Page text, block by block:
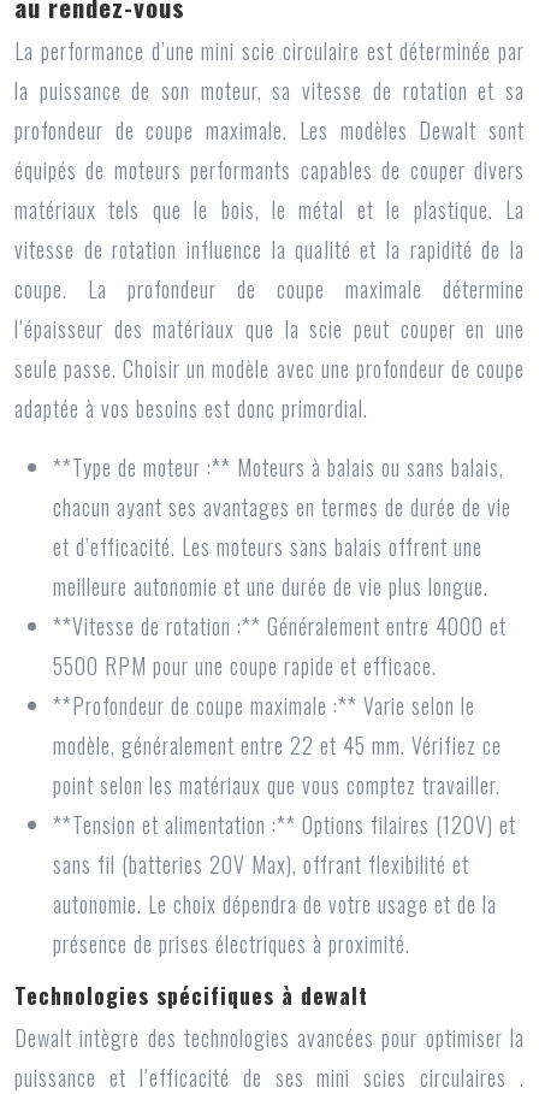
La performance d’une mini scie circulaire est déterminée par
la puissance de son moteur, sa vitesse de rotation et sa
profondeur de coupe maximale. Les modèles Dewalt sont
équipés de moteurs performants capables de couper divers
matériaux tels que le bois, le métal et le plastique. La
vitesse de rotation influence la qualité et la rapidité de la
coupe. La profondeur de coupe maximale détermine
l’épaisseur des matériaux que la scie peut couper en une
seule passe. Choisir un modèle avec une profondeur de coupe
adaptée à vos besoins est donc primordial.
**Type de moteur :** Moteurs à balais ou sans balais,
chacun ayant ses avantages en termes de durée de vie
et d’efficacité. Les moteurs sans balais offrent une
meilleure autonomie et une durée de vie plus longue.
**Vitesse de rotation :** Généralement entre 4000 et
5500 RPM pour une coupe rapide et efficace.
**Profondeur de coupe maximale :** Varie selon le
modèle, généralement entre 22 et 45 mm. Vérifiez ce
point selon les matériaux que vous comptez travailler.
**Tension et alimentation :** Options filaires (120V) et
sans fil (batteries 20V Max), offrant flexibilité et
autonomie. Le choix dépendra de votre usage et de la
présence de prises électriques à proximité.
Technologies spécifiques à dewalt
Dewalt intègre des technologies avancées pour optimiser la
puissance et l’efficacité de sesmini scies circulaires .